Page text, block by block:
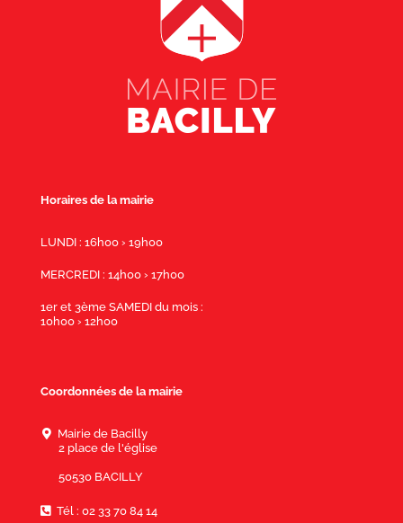
Horaires de la mairie
LUNDI : 16h00 › 19h00
MERCREDI : 14h00 › 17h00
1er et 3ème SAMEDI du mois :
10h00 › 12h00
Coordonnées de la mairie
Mairie de Bacilly
2 place de l'église
50530 BACILLY
Tél : 02 33 70 84 14